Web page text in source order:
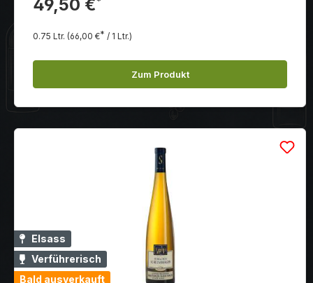
mineralischen Noten; zartsaftig, lebendige Fruchtfülle,
lebendige Säurestruktur, ausgewogen.
49,50 €
0.75 Ltr. (66,00 €* / 1 Ltr.)
Zum Produkt
Elsass
Verführerisch
Bald ausverkauft